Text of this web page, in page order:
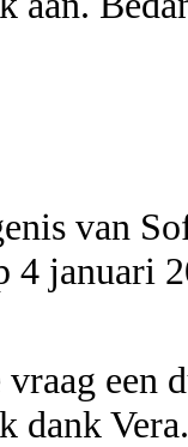
4 januari
vraag een
dank Vera.